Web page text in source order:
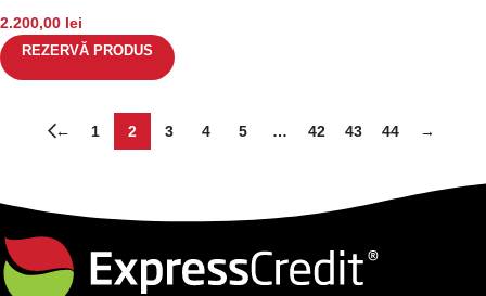
2.200,00 lei
REZERVĂ PRODUS
← 1 2 3 4 5 … 42 43 44 →